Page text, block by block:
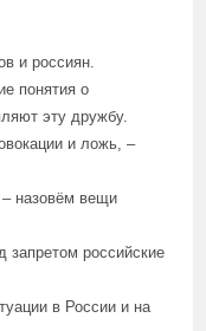
и россиян.
понятия о
эту дружбу.
и ложь, –
– назовём вещи
запретом российские
в России и на